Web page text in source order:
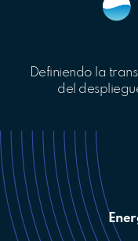
Definiendo la
del